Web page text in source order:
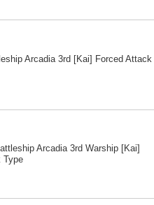
Arcadia 3rd [Kai] Forced Attack
Arcadia 3rd Warship [Kai]
Type